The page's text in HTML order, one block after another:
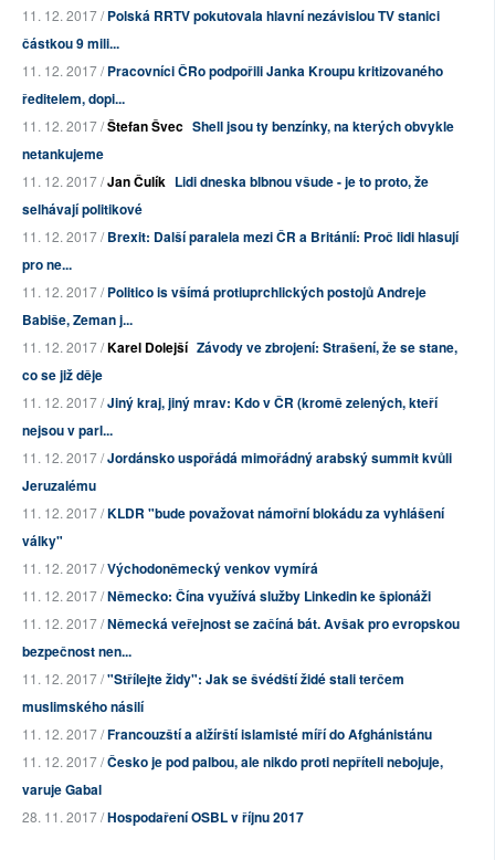
11. 12. 2017 /Polská RRTV pokutovala hlavní nezávislou TV stanici
částkou 9 mili...
11. 12. 2017 /Pracovníci ČRo podpořili Janka Kroupu kritizovaného
ředitelem, dopi...
11. 12. 2017 /Štefan Švec Shell jsou ty benzínky, na kterých obvykle
netankujeme
11. 12. 2017 /Jan Čulík Lidi dneska blbnou všude - je to proto, že
selhávají politikové
11. 12. 2017 /Brexit: Další paralela mezi ČR a Británií: Proč lidi hlasují
pro ne...
11. 12. 2017 /Politico is všímá protiuprchlických postojů Andreje
Babiše, Zeman j...
11. 12. 2017 /Karel Dolejší Závody ve zbrojení: Strašení, že se stane,
co se již děje
11. 12. 2017 /Jiný kraj, jiný mrav: Kdo v ČR (kromě zelených, kteří
nejsou v parl...
11. 12. 2017 /Jordánsko uspořádá mimořádný arabský summit kvůli
Jeruzalému
11. 12. 2017 /KLDR "bude považovat námořní blokádu za vyhlášení
války"
11. 12. 2017 /Východoněmecký venkov vymírá
11. 12. 2017 /Německo: Čína využívá služby Linkedin ke špionáži
11. 12. 2017 /Německá veřejnost se začíná bát. Avšak pro evropskou
bezpečnost nen...
11. 12. 2017 /"Střílejte židy": Jak se švédští židé stali terčem
muslimského násilí
11. 12. 2017 /Francouzští a alžírští islamisté míří do Afghánistánu
11. 12. 2017 /Česko je pod palbou, ale nikdo proti nepříteli nebojuje,
varuje Gabal
28. 11. 2017 /Hospodaření OSBL v říjnu 2017